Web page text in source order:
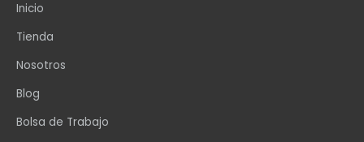
Inicio
Tienda
Nosotros
Blog
Bolsa de Trabajo